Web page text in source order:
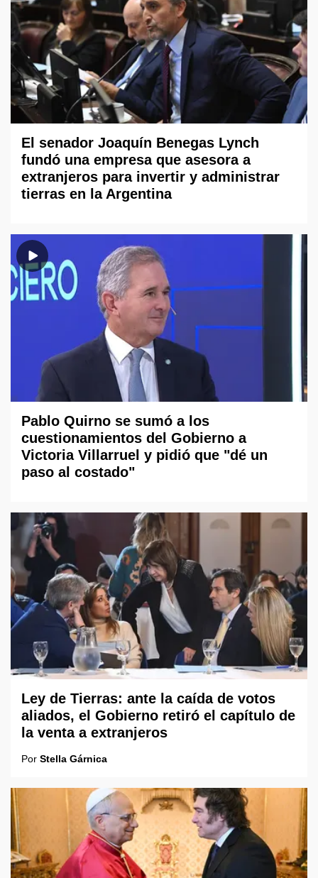
El senador Joaquín Benegas Lynch
fundó una empresa que asesora a
extranjeros para invertir y administrar
tierras en la Argentina
Pablo Quirno se sumó a los
cuestionamientos del Gobierno a
Victoria Villarruel y pidió que "dé un
paso al costado"
Ley de Tierras: ante la caída de votos
aliados, el Gobierno retiró el capítulo de
la venta a extranjeros
Por Stella Gárnica